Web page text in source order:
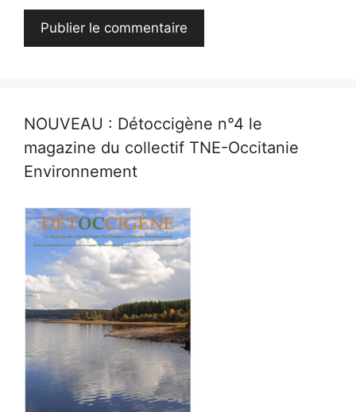
NOUVEAU : Détoccigène n°4 le
magazine du collectif TNE-Occitanie
Environnement